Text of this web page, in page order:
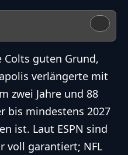
guten Grund,
verlängerte mit
zwei Jahre und 88
bis mindestens 2027
ist. Laut ESPN sind
voll garantiert; NFL